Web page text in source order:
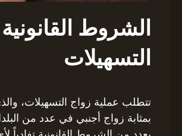
الشروط
التسهيلات
تتطلب عملية زواج التسهيلات،
بمثابة زواج أجنبي في عدد من